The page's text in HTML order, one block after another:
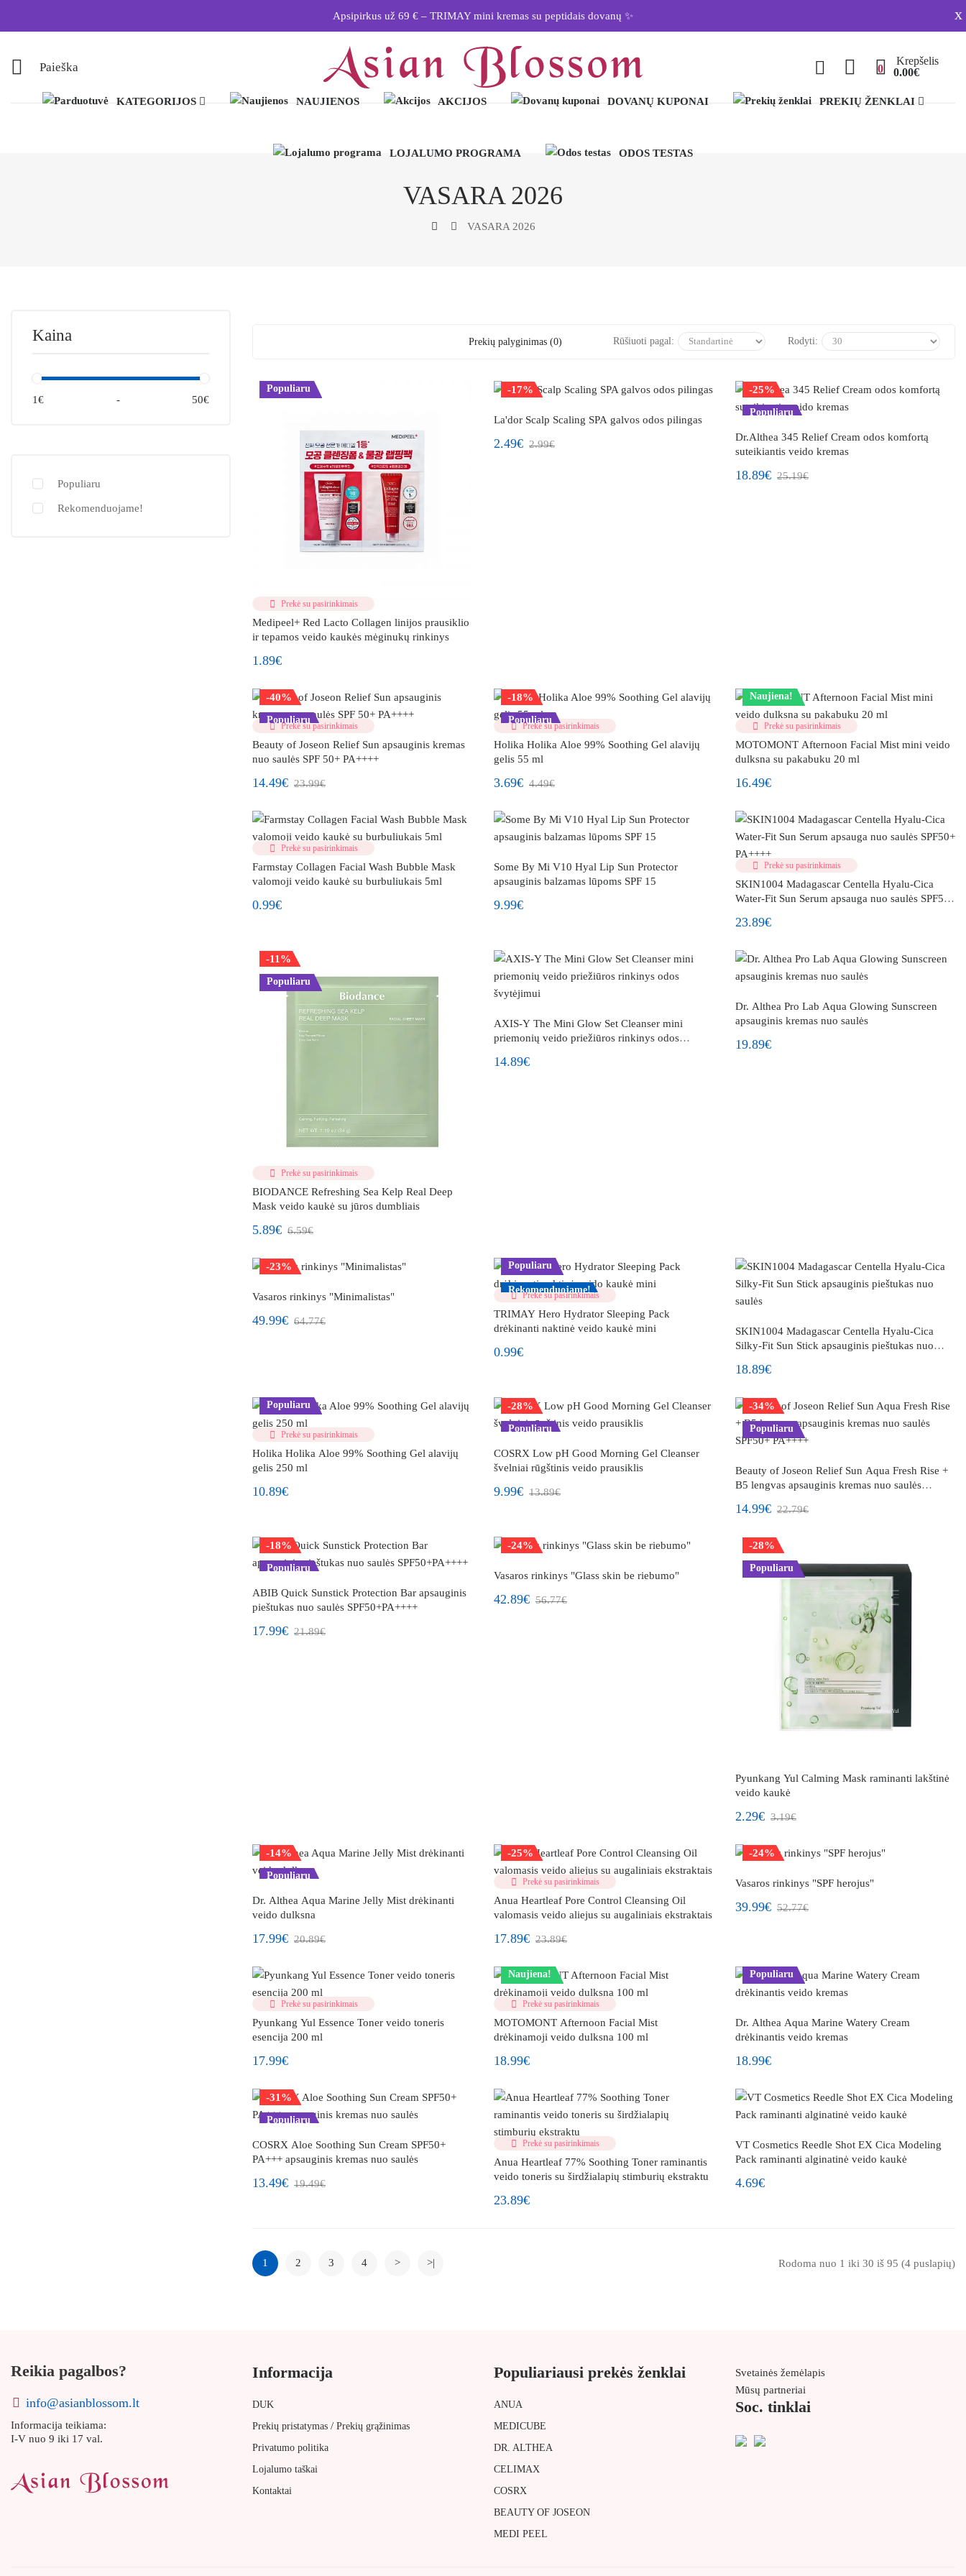
Apsipirkus už 69 € – TRIMAY mini kremas su peptidais dovanų ✨ x
Paieška 0 0.00€
Krepšelis
KATEGORIJOS NAUJIENOS AKCIJOS DOVANŲ KUPONAI PREKIŲ ŽENKLAI
LOJALUMO PROGRAMA ODOS TESTAS
VASARA 2026
VASARA 2026
Kaina
1€ - 50€
Populiaru
Rekomenduojame!
Prekių palyginimas (0) Rūšiuoti pagal: Rodyti:
Populiaru
Prekė su pasirinkimais
Medipeel+ Red Lacto Collagen linijos prausiklio
ir tepamos veido kaukės mėginukų rinkinys
1.89€
-17%
La'dor Scalp Scaling SPA galvos odos pilingas
2.49€ 2.99€
-25%
Populiaru
Dr.Althea 345 Relief Cream odos komfortą
suteikiantis veido kremas
18.89€ 25.19€
-40%
Populiaru
Prekė su pasirinkimais
Beauty of Joseon Relief Sun apsauginis kremas
nuo saulės SPF 50+ PA++++
14.49€ 23.99€
-18%
Populiaru
Prekė su pasirinkimais
Holika Holika Aloe 99% Soothing Gel alavijų
gelis 55 ml
3.69€ 4.49€
Naujiena!
Prekė su pasirinkimais
MOTOMONT Afternoon Facial Mist mini veido
dulksna su pakabuku 20 ml
16.49€
Prekė su pasirinkimais
Farmstay Collagen Facial Wash Bubble Mask
valomoji veido kaukė su burbuliukais 5ml
0.99€
Some By Mi V10 Hyal Lip Sun Protector
apsauginis balzamas lūpoms SPF 15
9.99€
Prekė su pasirinkimais
SKIN1004 Madagascar Centella Hyalu-Cica
Water-Fit Sun Serum apsauga nuo saulės SPF50+
23.89€
-11%
Populiaru
Prekė su pasirinkimais
BIODANCE Refreshing Sea Kelp Real Deep
Mask veido kaukė su jūros dumbliais
5.89€ 6.59€
AXIS-Y The Mini Glow Set Cleanser mini
priemonių veido priežiūros rinkinys odos
14.89€
Dr. Althea Pro Lab Aqua Glowing Sunscreen
apsauginis kremas nuo saulės
19.89€
-23%
Vasaros rinkinys "Minimalistas"
49.99€ 64.77€
Populiaru
Rekomenduojame!
Prekė su pasirinkimais
TRIMAY Hero Hydrator Sleeping Pack
drėkinanti naktinė veido kaukė mini
0.99€
SKIN1004 Madagascar Centella Hyalu-Cica
Silky-Fit Sun Stick apsauginis pieštukas nuo
18.89€
Populiaru
Prekė su pasirinkimais
Holika Holika Aloe 99% Soothing Gel alavijų
gelis 250 ml
10.89€
-28%
Populiaru
COSRX Low pH Good Morning Gel Cleanser
švelniai rūgštinis veido prausiklis
9.99€ 13.89€
-34%
Populiaru
Beauty of Joseon Relief Sun Aqua Fresh Rise +
B5 lengvas apsauginis kremas nuo saulės
14.99€ 22.79€
-18%
Populiaru
ABIB Quick Sunstick Protection Bar apsauginis
pieštukas nuo saulės SPF50+PA++++
17.99€ 21.89€
-24%
Vasaros rinkinys "Glass skin be riebumo"
42.89€ 56.77€
-28%
Populiaru
Pyunkang Yul Calming Mask raminanti lakštinė
veido kaukė
2.29€ 3.19€
-14%
Populiaru
Dr. Althea Aqua Marine Jelly Mist drėkinanti
veido dulksna
17.99€ 20.89€
-25%
Prekė su pasirinkimais
Anua Heartleaf Pore Control Cleansing Oil
valomasis veido aliejus su augaliniais ekstraktais
17.89€ 23.89€
-24%
Vasaros rinkinys "SPF herojus"
39.99€ 52.77€
Prekė su pasirinkimais
Pyunkang Yul Essence Toner veido toneris
esencija 200 ml
17.99€
Naujiena!
Prekė su pasirinkimais
MOTOMONT Afternoon Facial Mist
drėkinamoji veido dulksna 100 ml
18.99€
Populiaru
Dr. Althea Aqua Marine Watery Cream
drėkinantis veido kremas
18.99€
-31%
Populiaru
COSRX Aloe Soothing Sun Cream SPF50+
PA+++ apsauginis kremas nuo saulės
13.49€ 19.49€
Prekė su pasirinkimais
Anua Heartleaf 77% Soothing Toner raminantis
veido toneris su širdžialapių stimburių ekstraktu
23.89€
VT Cosmetics Reedle Shot EX Cica Modeling
Pack raminanti alginatinė veido kaukė
4.69€
1 2 3 4 > >| Rodoma nuo 1 iki 30 iš 95 (4 puslapių)
Reikia pagalbos?
info@asianblossom.lt
Informacija teikiama:
I-V nuo 9 iki 17 val.
Informacija
DUK
Prekių pristatymas / Prekių grąžinimas
Privatumo politika
Lojalumo taškai
Kontaktai
Populiariausi prekės ženklai
ANUA
MEDICUBE
DR. ALTHEA
CELIMAX
COSRX
BEAUTY OF JOSEON
MEDI PEEL
Svetainės žemėlapis
Mūsų partneriai
Soc. tinklai